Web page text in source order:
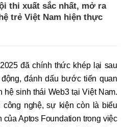
thi xuất sắc nhất, mở ra
trẻ Việt Nam hiện thực
đã chính thức khép lại sau
đánh dấu bước tiến quan
hệ sinh thái Web3 tại Việt Nam.
nghệ, sự kiện còn là biểu
Aptos Foundation trong việc